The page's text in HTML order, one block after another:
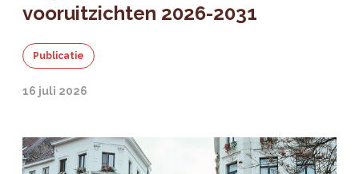
vooruitzichten 2026-2031
Publicatie
16 juli 2026